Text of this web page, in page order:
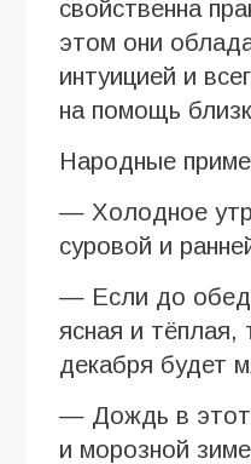
свойственна
этом они
интуицией и
на помощь
Народные
— Холодное
суровой и
— Если до
ясная и тёплая,
декабря будет
— Дождь в
и морозной